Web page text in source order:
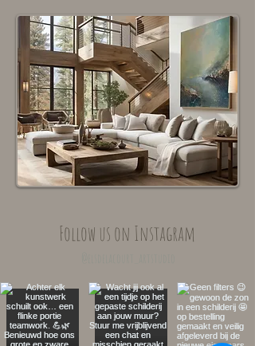
Follow us on Instagram